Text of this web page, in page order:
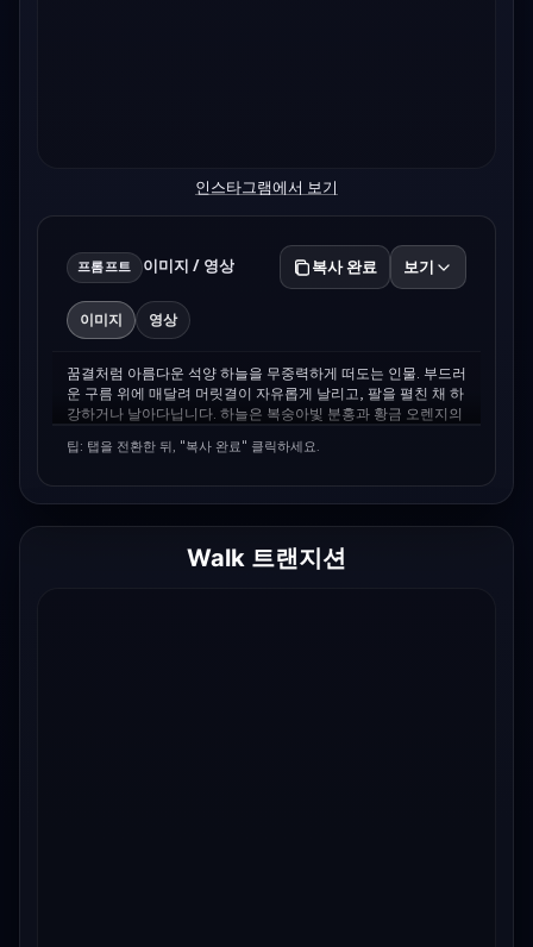
인스타그램에서 보기
프롬프트 이미지 / 영상 복사 완료 보기
이미지 영상
꿈결처럼 아름다운 석양 하늘을 무중력하게 떠도는 인물. 부드러
운 구름 위에 매달려 머릿결이 자유롭게 날리고, 팔을 펼친 채 하
강하거나 날아다닙니다. 하늘은 복숭아빛 분홍과 황금 오렌지의
은 부드럽고 시네마틱하며, 몽환적이고 자유로운 분위기를 표현
팁: 탭을 전환한 뒤, "복사 완료" 클릭하세요.
Walk 트랜지션